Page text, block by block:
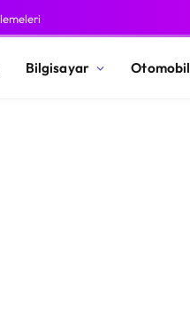
Bilgisayar Otomobil